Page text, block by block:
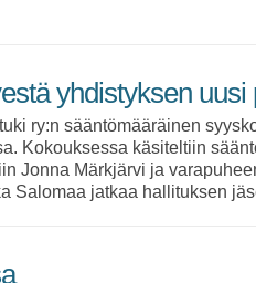
yhdistyksen uusi
ry:n sääntömääräinen
Kokouksessa käsiteltiin
Jonna Märkjärvi ja
Salomaa jatkaa hallituksen